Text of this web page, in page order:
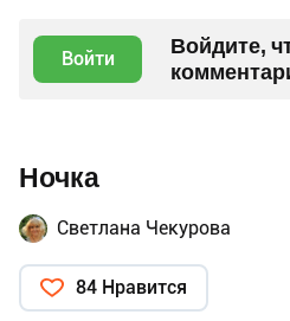
Войти
Войдите,
Ночка
Светлана Чекурова
84 Нравится